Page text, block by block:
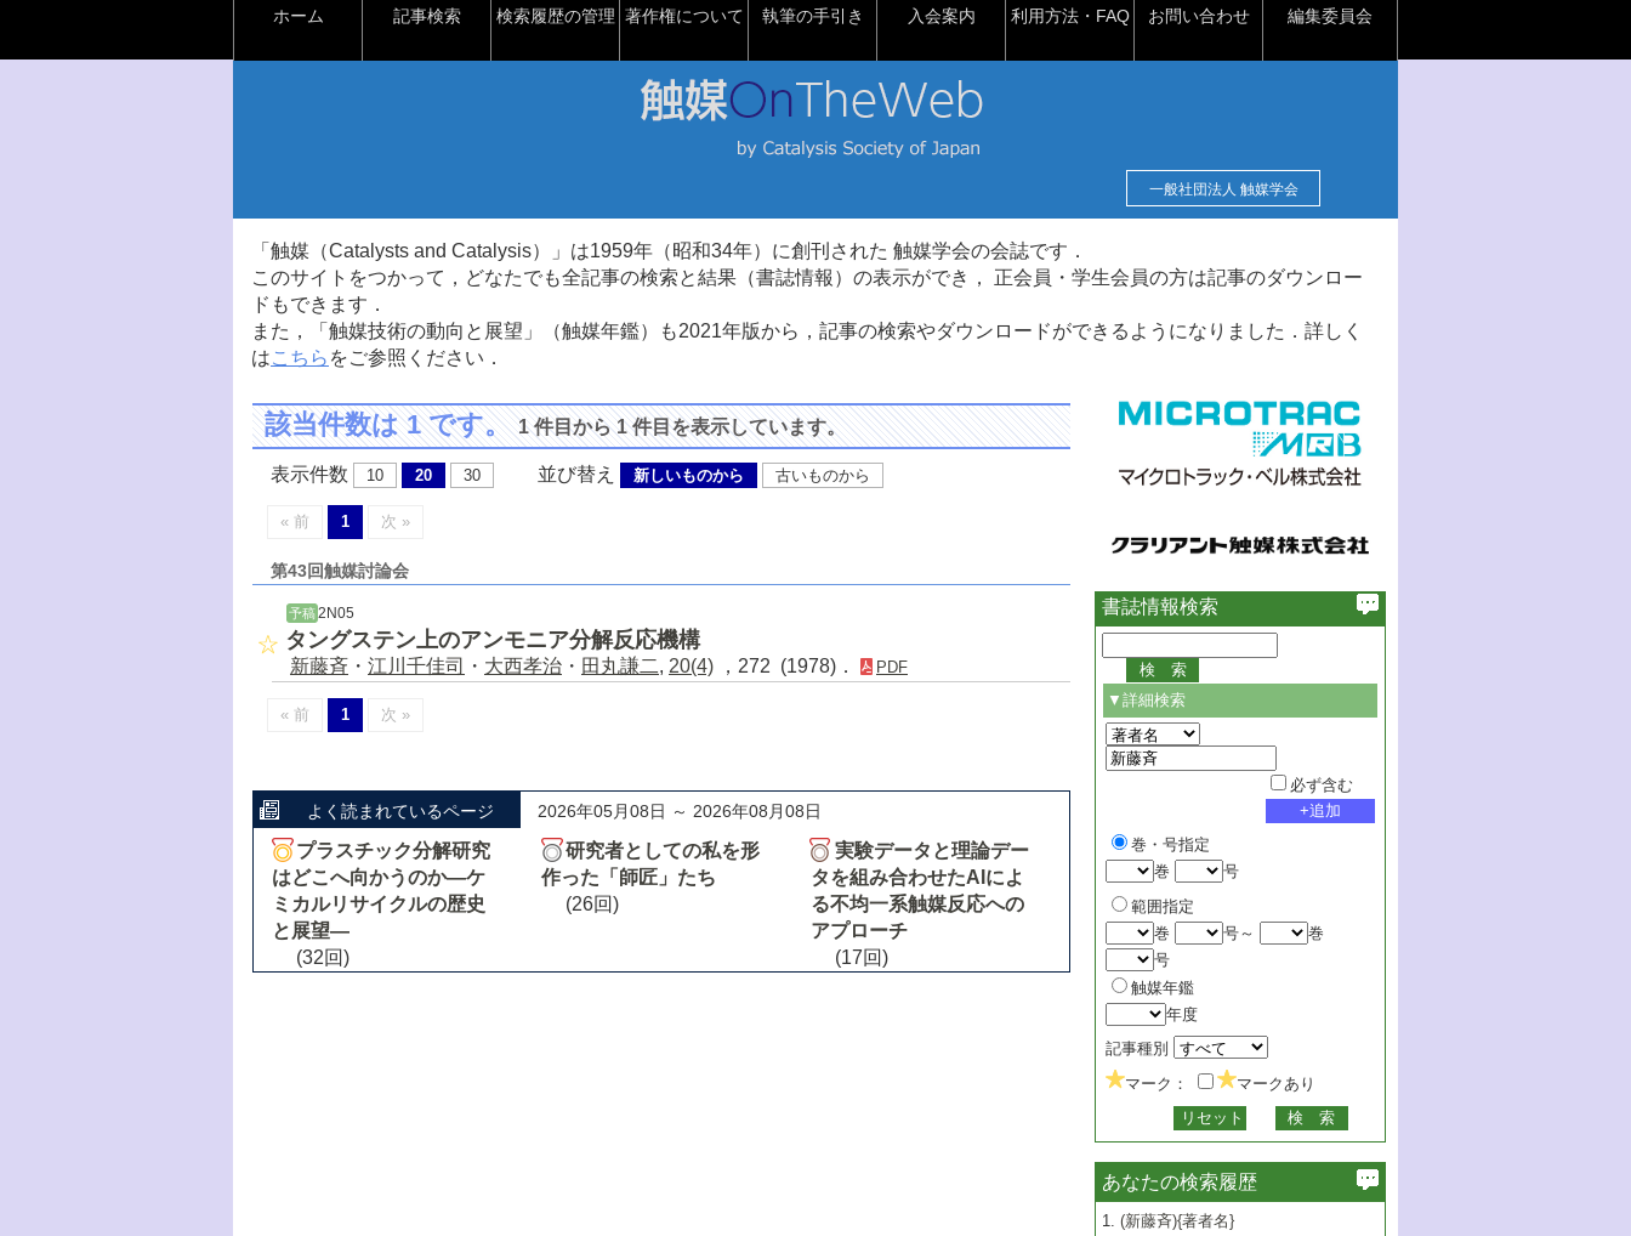
ホーム 記事検索 検索履歴の管理 著作権について 執筆の手引き 入会案内 利用方法・FAQ お問い合わせ 編集委員会
一般社団法人 触媒学会
「触媒（Catalysts and Catalysis）」は1959年（昭和34年）に創刊された 触媒学会の会誌です．
このサイトをつかって，どなたでも全記事の検索と結果（書誌情報）の表示ができ， 正会員・学生会員の方は記事のダウンロー
ドもできます．
また，「触媒技術の動向と展望」（触媒年鑑）も2021年版から，記事の検索やダウンロードができるようになりました．詳しく
はこちら をご参照ください．
該当件数は 1 です。1 件目から 1 件目を表示しています。
表示件数 10 20 30 並び替え 新しいものから 古いものから
« 前 1 次 »
第43回触媒討論会
予稿 2N05
タングステン上のアンモニア分解反応機構
新藤斉 ・ 江川千佳司 ・ 大西孝治 ・ 田丸謙二, 20(4) ，272 (1978)． PDF
« 前 1 次 »
よく読まれているページ 2026年05月08日 ～ 2026年08月08日
プラスチック分解研究
はどこへ向かうのか―ケ
ミカルリサイクルの歴史
と展望―
(32回)
研究者としての私を形
作った「師匠」たち
(26回)
実験データと理論デー
タを組み合わせたAIによ
る不均一系触媒反応への
アプローチ
(17回)
書誌情報検索
▼詳細検索
必ず含む
巻・号指定
巻
号
範囲指定
巻
号～
巻
号
触媒年鑑
年度
記事種別
マーク：
マークあり
あなたの検索履歴
1. (新藤斉){著者名}